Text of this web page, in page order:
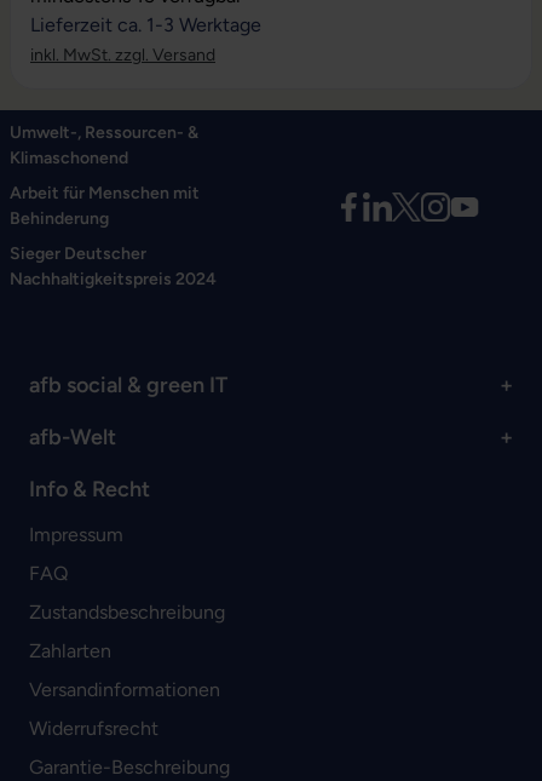
Lieferzeit ca. 1-3 Werktage
inkl. MwSt. zzgl. Versand
Umwelt-, Ressourcen- &
Klimaschonend
Arbeit für Menschen mit
Behinderung
Sieger Deutscher
Nachhaltigkeitspreis 2024
afb social & green IT
afb-Welt
Info & Recht
Impressum
FAQ
Zustandsbeschreibung
Zahlarten
Versandinformationen
Widerrufsrecht
Garantie-Beschreibung